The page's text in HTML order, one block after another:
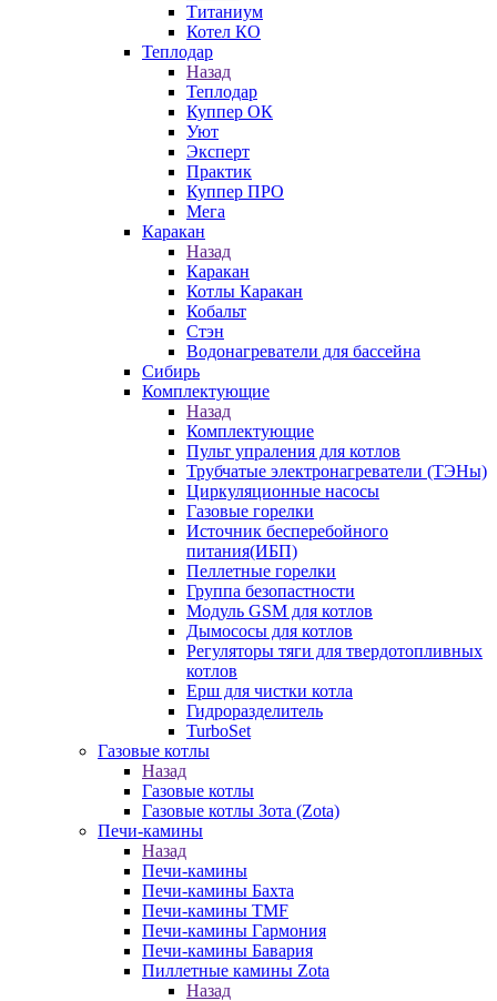
Титаниум
Котел КО
Теплодар
Назад
Теплодар
Куппер ОК
Уют
Эксперт
Практик
Куппер ПРО
Мега
Каракан
Назад
Каракан
Котлы Каракан
Кобальт
Стэн
Водонагреватели для бассейна
Сибирь
Комплектующие
Назад
Комплектующие
Пульт упраления для котлов
Трубчатые электронагреватели (ТЭНы)
Циркуляционные насосы
Газовые горелки
Источник бесперебойного
питания(ИБП)
Пеллетные горелки
Группа безопастности
Модуль GSM для котлов
Дымососы для котлов
Регуляторы тяги для твердотопливных
котлов
Ерш для чистки котла
Гидроразделитель
TurboSet
Газовые котлы
Назад
Газовые котлы
Газовые котлы Зота (Zota)
Печи-камины
Назад
Печи-камины
Печи-камины Бахта
Печи-камины TMF
Печи-камины Гармония
Печи-камины Бавария
Пиллетные камины Zota
Назад